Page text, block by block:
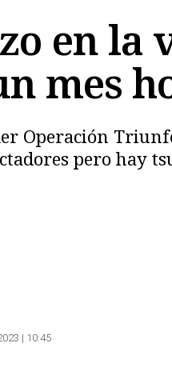
en la
mes
Operación
pero hay
| 10:45